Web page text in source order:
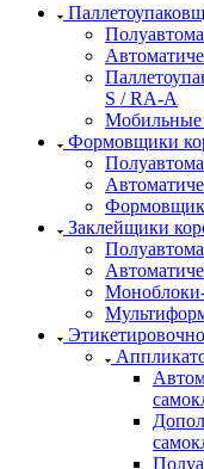
S / RA-A
Мобильные
Формовщики
Заклейщики